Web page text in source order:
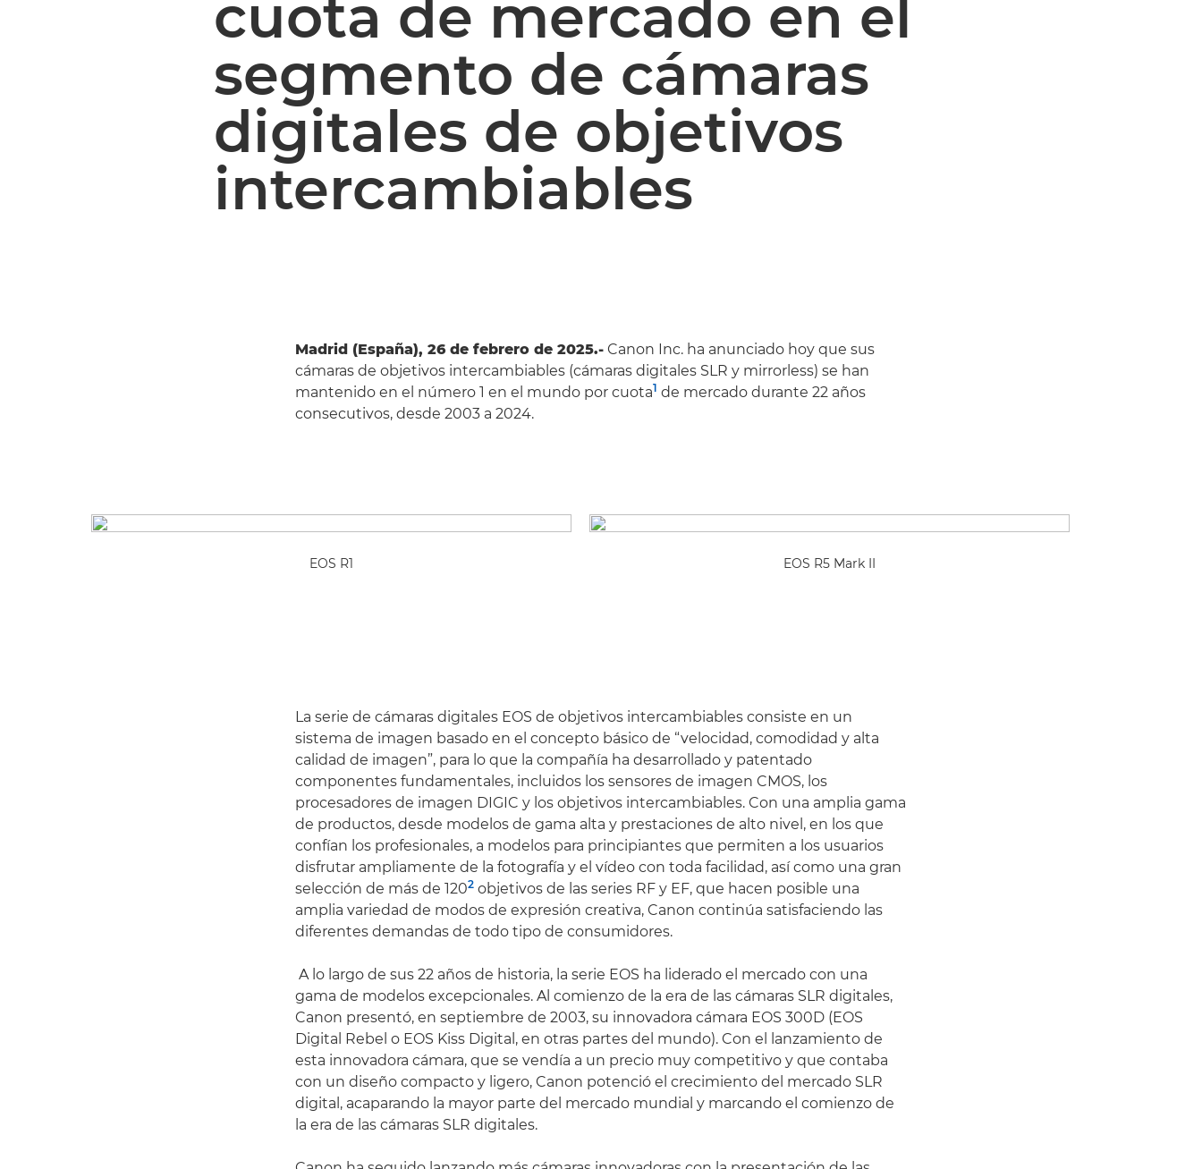
cuota de mercado en el
segmento de cámaras
digitales de objetivos
intercambiables
Madrid (España), 26 de febrero de 2025.- Canon Inc. ha anunciado hoy que sus
cámaras de objetivos intercambiables (cámaras digitales SLR y mirrorless) se han
mantenido en el número 1 en el mundo por cuota1 de mercado durante 22 años
consecutivos, desde 2003 a 2024.
EOS R1 EOS R5 Mark II
La serie de cámaras digitales EOS de objetivos intercambiables consiste en un
sistema de imagen basado en el concepto básico de “velocidad, comodidad y alta
calidad de imagen”, para lo que la compañía ha desarrollado y patentado
componentes fundamentales, incluidos los sensores de imagen CMOS, los
procesadores de imagen DIGIC y los objetivos intercambiables. Con una amplia gama
de productos, desde modelos de gama alta y prestaciones de alto nivel, en los que
confían los profesionales, a modelos para principiantes que permiten a los usuarios
disfrutar ampliamente de la fotografía y el vídeo con toda facilidad, así como una gran
selección de más de 1202 objetivos de las series RF y EF, que hacen posible una
amplia variedad de modos de expresión creativa, Canon continúa satisfaciendo las
diferentes demandas de todo tipo de consumidores.
A lo largo de sus 22 años de historia, la serie EOS ha liderado el mercado con una
gama de modelos excepcionales. Al comienzo de la era de las cámaras SLR digitales,
Canon presentó, en septiembre de 2003, su innovadora cámara EOS 300D (EOS
Digital Rebel o EOS Kiss Digital, en otras partes del mundo). Con el lanzamiento de
esta innovadora cámara, que se vendía a un precio muy competitivo y que contaba
con un diseño compacto y ligero, Canon potenció el crecimiento del mercado SLR
digital, acaparando la mayor parte del mercado mundial y marcando el comienzo de
la era de las cámaras SLR digitales.